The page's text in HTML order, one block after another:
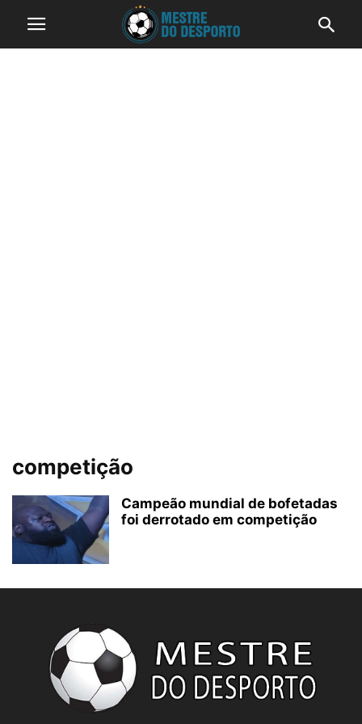
competição
Campeão mundial de bofetadas
foi derrotado em competição